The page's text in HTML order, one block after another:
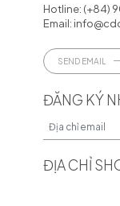
Hotline: (+84)
Email:
SEND EMAIL
ĐĂNG KÝ
ĐỊA CHỈ